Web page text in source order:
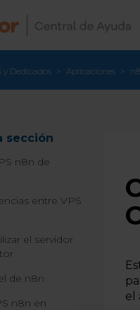
y Dedicados Aplicaciones
sección
n8n de
entre VPS
el servidor
de n8n
n8n en
el